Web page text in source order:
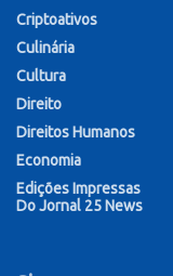
Criptoativos
Culinária
Cultura
Direito
Direitos Humanos
Economia
Edições Impressas
Do Jornal 25 News